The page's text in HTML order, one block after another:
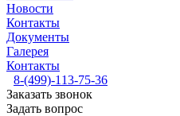
Новости
Контакты
Документы
Галерея
Контакты
8-(499)-113-75-36
Заказать звонок
Задать вопрос